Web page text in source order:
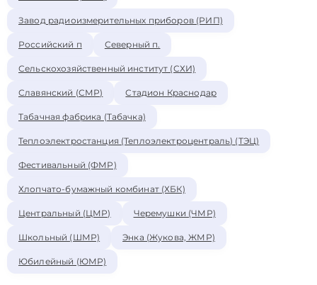
Завод радиоизмерительных приборов (РИП)
Российский п Северный п.
Сельскохозяйственный институт (СХИ)
Славянский (СМР) Стадион Краснодар
Табачная фабрика (Табачка)
Теплоэлектростанция (Теплоэлектроцентраль) (ТЭЦ)
Фестивальный (ФМР)
Хлопчато-бумажный комбинат (ХБК)
Центральный (ЦМР) Черемушки (ЧМР)
Школьный (ШМР) Энка (Жукова, ЖМР)
Юбилейный (ЮМР)